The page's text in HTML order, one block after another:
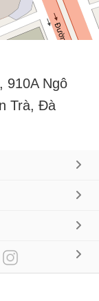
910A Ngô
Trà, Đà